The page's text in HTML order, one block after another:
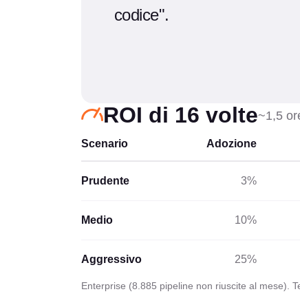
codice".
ROI di 16 volte~1,5
Scenario Adozione
Prudente 3%
Medio 10%
Aggressivo 25%
Enterprise (8.885 pipeline non riuscite al mese).